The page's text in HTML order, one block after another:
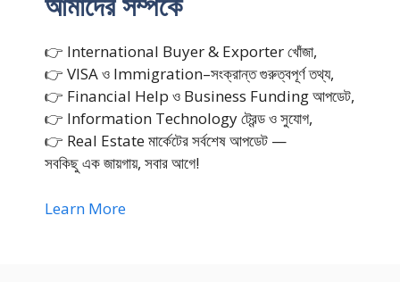
👉 International Buyer & Exporter খোঁজা,
👉 VISA ও Immigration–সংক্রান্ত গুরুত্বপূর্ণ তথ্য,
👉 Financial Help ও Business Funding আপডেট,
👉 Information Technology ট্রেন্ড ও সুযোগ,
👉 Real Estate মার্কেটের সর্বশেষ আপডেট —
সবকিছু এক জায়গায়, সবার আগে!
Learn More